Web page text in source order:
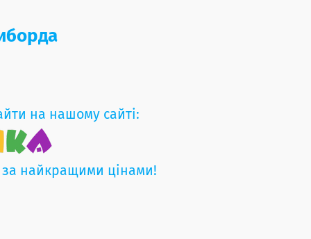
на нашому сайті:
найкращими цінами!